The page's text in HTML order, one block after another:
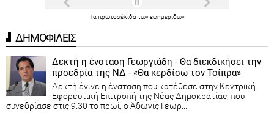
Τα πρωτοσέλιδα τωνεφημερίδων
ΔΗΜΟΦΙΛΕΙΣ
Δεκτή η ένσταση Γεωργιάδη - Θα διεκδικήσει την
προεδρία της ΝΔ - «Θα κερδίσω τον Τσίπρα»
Δεκτή έγινε η ένσταση που κατέθεσε στην Κεντρική
Εφορευτική Επιτροπή της Νέας Δημοκρατίας, που
συνεδρίασε στις 9.30 το πρωί, ο Άδωνις Γεωρ...